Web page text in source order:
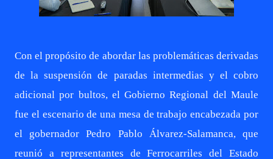
Con el propósito de abordar las problemáticas derivadas
de la suspensión de paradas intermedias y el cobro
adicional por bultos, el Gobierno Regional del Maule
fue el escenario de una mesa de trabajo encabezada por
el gobernador Pedro Pablo Álvarez-Salamanca, que
reunió a representantes de Ferrocarriles del Estado